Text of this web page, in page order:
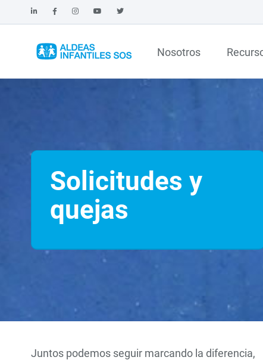
Nosotros
Solicitudes y
quejas
Juntos podemos seguir marcando la diferencia,